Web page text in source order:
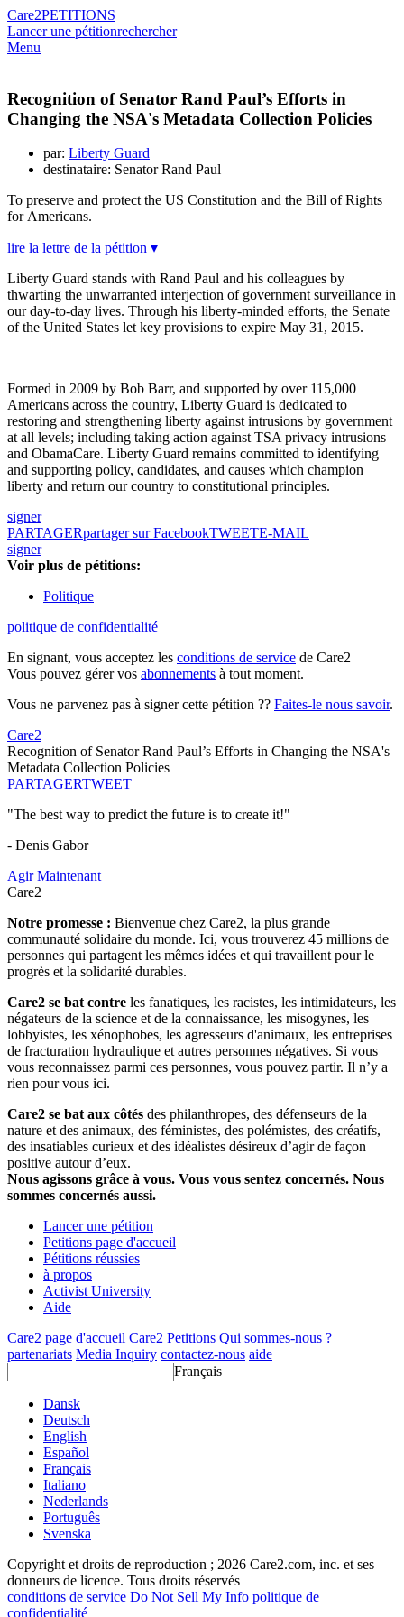
Care2PETITIONS
Lancer une pétitionrechercher
Menu
Recognition of Senator Rand Paul’s Efforts in
Changing the NSA's Metadata Collection Policies
par: Liberty Guard
destinataire: Senator Rand Paul
To preserve and protect the US Constitution and the Bill of Rights
for Americans.
lire la lettre de la pétition ▾
Liberty Guard stands with Rand Paul and his colleagues by
thwarting the unwarranted interjection of government surveillance in
our day-to-day lives. Through his liberty-minded efforts, the Senate
of the United States let key provisions to expire May 31, 2015.
Formed in 2009 by Bob Barr, and supported by over 115,000
Americans across the country, Liberty Guard is dedicated to
restoring and strengthening liberty against intrusions by government
at all levels; including taking action against TSA privacy intrusions
and ObamaCare. Liberty Guard remains committed to identifying
and supporting policy, candidates, and causes which champion
liberty and return our country to constitutional principles.
signer
PARTAGERpartager sur FacebookTWEETE-MAIL
signer
Voir plus de pétitions:
Politique
politique de confidentialité
En signant, vous acceptez les conditions de service de Care2
Vous pouvez gérer vos abonnements à tout moment.
Vous ne parvenez pas à signer cette pétition ?? Faites-le nous savoir.
Care2
Recognition of Senator Rand Paul’s Efforts in Changing the NSA's
Metadata Collection Policies
PARTAGERTWEET
"The best way to predict the future is to create it!"
- Denis Gabor
Agir Maintenant
Care2
Notre promesse : Bienvenue chez Care2, la plus grande
communauté solidaire du monde. Ici, vous trouverez 45 millions de
personnes qui partagent les mêmes idées et qui travaillent pour le
progrès et la solidarité durables.
Care2 se bat contre les fanatiques, les racistes, les intimidateurs, les
négateurs de la science et de la connaissance, les misogynes, les
lobbyistes, les xénophobes, les agresseurs d'animaux, les entreprises
de fracturation hydraulique et autres personnes négatives. Si vous
vous reconnaissez parmi ces personnes, vous pouvez partir. Il n’y a
rien pour vous ici.
Care2 se bat aux côtés des philanthropes, des défenseurs de la
nature et des animaux, des féministes, des polémistes, des créatifs,
des insatiables curieux et des idéalistes désireux d’agir de façon
positive autour d’eux.
Nous agissons grâce à vous. Vous vous sentez concernés. Nous
sommes concernés aussi.
Lancer une pétition
Petitions page d'accueil
Pétitions réussies
à propos
Activist University
Aide
Care2 page d'accueil Care2 Petitions Qui sommes-nous ?
partenariats Media Inquiry contactez-nous aide
Français
Dansk
Deutsch
English
Español
Français
Italiano
Nederlands
Português
Svenska
Copyright et droits de reproduction ; 2026 Care2.com, inc. et ses
donneurs de licence. Tous droits réservés
conditions de service Do Not Sell My Info politique de
confidentialité